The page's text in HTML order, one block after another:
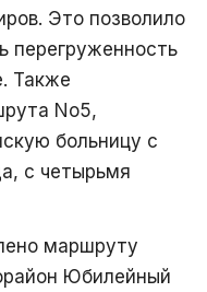
Это позволило
перегруженность
Также
No5,
больницу с
с четырьмя
маршруту
Юбилейный